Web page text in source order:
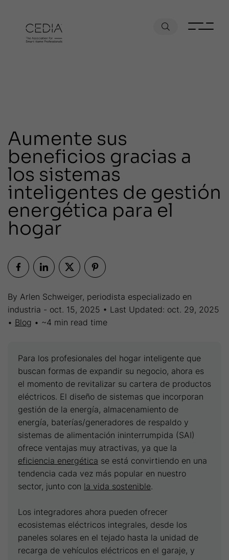
Aumente sus
beneficios gracias a
los sistemas
inteligentes de gestión
energética para el
hogar
By Arlen Schweiger, periodista especializado en
industria - oct. 15, 2025 • Last Updated: oct. 29, 2025
• Blog • ~4 min read time
Para los profesionales del hogar inteligente que
buscan formas de expandir su negocio, ahora es
el momento de revitalizar su cartera de productos
eléctricos. El diseño de sistemas que incorporan
gestión de la energía, almacenamiento de
energía, baterías/generadores de respaldo y
sistemas de alimentación ininterrumpida (SAI)
ofrece ventajas muy atractivas, ya que la
eficiencia energética se está convirtiendo en una
tendencia cada vez más popular en nuestro
sector, junto con la vida sostenible.
Los integradores ahora pueden ofrecer
ecosistemas eléctricos integrales, desde los
paneles solares en el tejado hasta la unidad de
recarga de vehículos eléctricos en el garaje, y